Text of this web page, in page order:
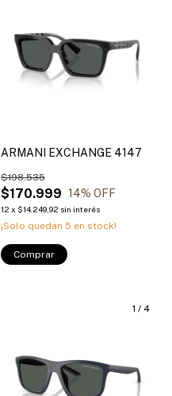
ARMANI EXCHANGE 4147
$170.999
$198.535
14% OFF
12 x $14.249,92 sin interés
¡Solo quedan 5 en stock!
Comprar
1 / 4